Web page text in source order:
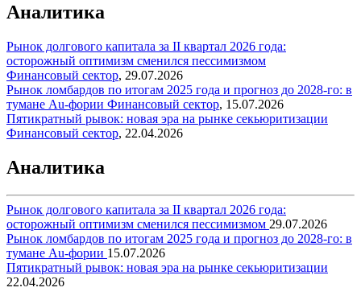
Аналитика
Рынок долгового капитала за II квартал 2026 года:
осторожный оптимизм сменился пессимизмом
Финансовый сектор, 29.07.2026
Рынок ломбардов по итогам 2025 года и прогноз до 2028-го: в
тумане Au-фории Финансовый сектор, 15.07.2026
Пятикратный рывок: новая эра на рынке секьюритизации
Финансовый сектор, 22.04.2026
Аналитика
Рынок долгового капитала за II квартал 2026 года:
осторожный оптимизм сменился пессимизмом 29.07.2026
Рынок ломбардов по итогам 2025 года и прогноз до 2028-го: в
тумане Au-фории 15.07.2026
Пятикратный рывок: новая эра на рынке секьюритизации
22.04.2026